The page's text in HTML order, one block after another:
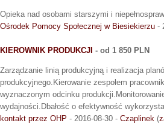
Opieka nad osobami starszymi i
Ośrodek Pomocy Społecznej w Biesiekierzu -
KIEROWNIK PRODUKCJI - od 1 850 PLN
Zarządzanie linią produkcyjną i realizacja
produkcyjnego.Kierowanie zespołem
wyznaczonym odcinku
wydajności.Dbałość o efektywność
kontakt przez OHP - 2016-08-30 - Czaplinek (